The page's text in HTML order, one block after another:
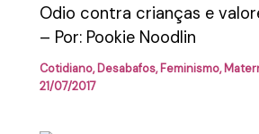
Odio contra crianças e
– Por: Pookie Noodlin
Cotidiano,Desabafos,Feminismo,
21/07/2017